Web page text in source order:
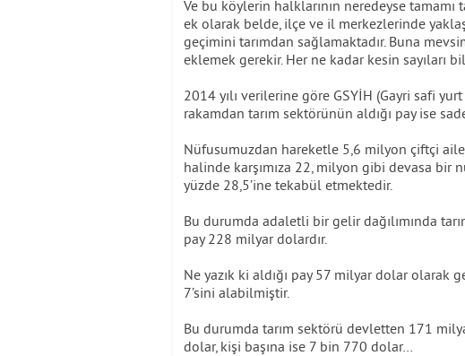
Ve bu köylerin halklarının neredeyse
ek olarak belde, ilçe ve il merkezlerinde
geçimini tarımdan sağlamaktadır. Buna
eklemek gerekir. Her ne kadar kesin sayıları
2014 yılı verilerine göre GSYİH (Gayri safi
rakamdan tarım sektörünün aldığı pay ise
Nüfusumuzdan hareketle 5,6 milyon çiftçi
halinde karşımıza 22, milyon gibi devasa bir
yüzde 28,5’ine tekabül etmektedir.
Bu durumda adaletli bir gelir dağılımında
pay 228 milyar dolardır.
Ne yazık ki aldığı pay 57 milyar dolar olarak
7’sini alabilmiştir.
Bu durumda tarım sektörü devletten 171
dolar, kişi başına ise 7 bin 770 dolar…